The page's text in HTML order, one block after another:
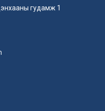
гудамж 1